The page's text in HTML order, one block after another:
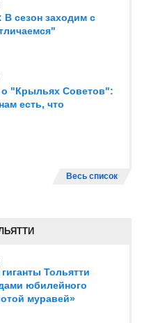
В сезон заходим с
о "Крыльях Советов":
есть, что
Весь список
Тольятти
юбилейного
муравей»